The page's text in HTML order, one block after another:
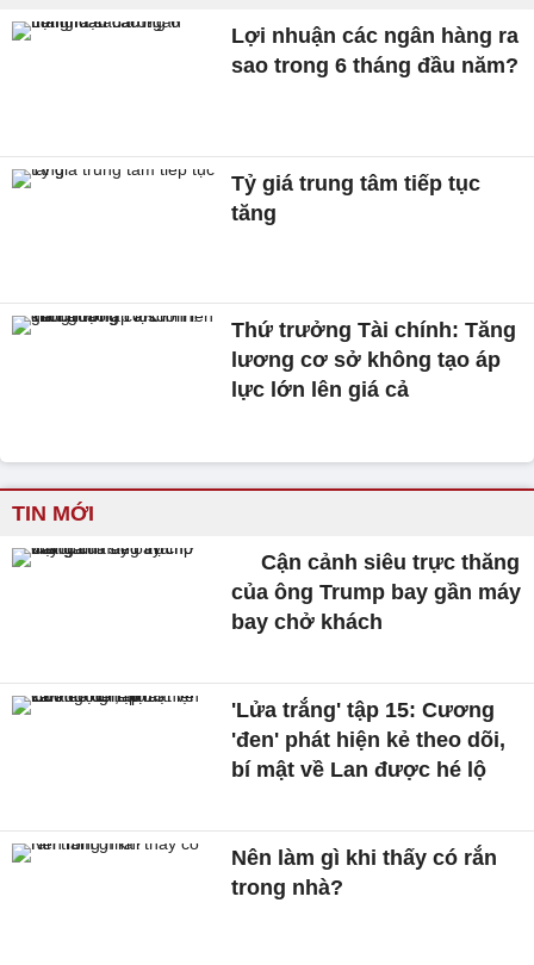
Lợi nhuận các ngân hàng ra
sao trong 6 tháng đầu năm?
Tỷ giá trung tâm tiếp tục
tăng
Thứ trưởng Tài chính: Tăng
lương cơ sở không tạo áp
lực lớn lên giá cả
TIN MỚI
Cận cảnh siêu trực thăng
của ông Trump bay gần máy
bay chở khách
'Lửa trắng' tập 15: Cương
'đen' phát hiện kẻ theo dõi,
bí mật về Lan được hé lộ
Nên làm gì khi thấy có rắn
trong nhà?